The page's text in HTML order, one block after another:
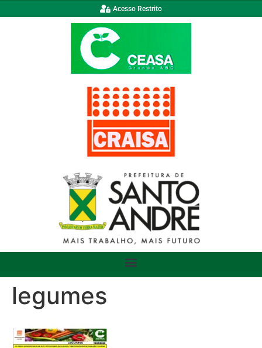
Acesso Restrito
legumes